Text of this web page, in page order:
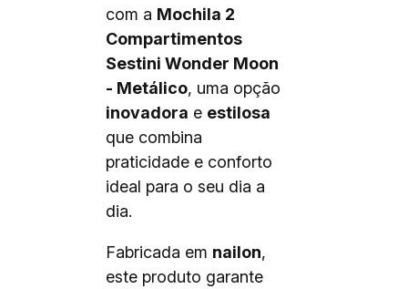
com a Mochila 2
Compartimentos
Sestini Wonder Moon
- Metálico, uma opção
inovadora e estilosa
que combina
praticidade e conforto
ideal para o seu dia a
dia.
Fabricada em nailon,
este produto garante